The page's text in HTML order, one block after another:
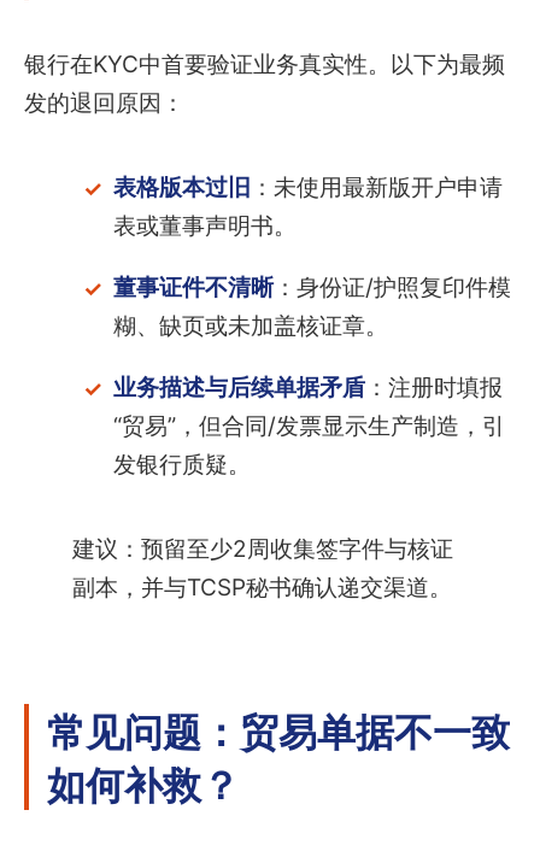
银行在KYC中首要验证业务真实性。以下为最频
发的退回原因：
表格版本过旧 ：未使用最新版开户申请
表或董事声明书。
董事证件不清晰：身份证/护照复印件模
糊、缺页或未加盖核证章。
业务描述与后续单据矛盾：注册时填报
“贸易”，但合同/发票显示生产制造，引
发银行质疑。
建议：预留至少2周收集签字件与核证
副本，并与TCSP秘书确认递交渠道。
常见问题：贸易单据不一致
如何补救？